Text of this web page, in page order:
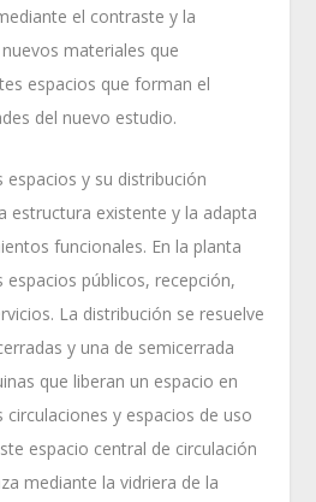
el contraste y la
materiales que
espacios que forman el
del nuevo estudio.
espacios y su distribución
estructura existente y la adapta
funcionales. En la planta
públicos, recepción,
La distribución se resuelve
y una de semicerrada
que liberan un espacio en
y espacios de uso
espacio central de circulación
mediante la vidriera de la